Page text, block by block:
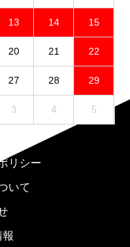
13 14 15
20 21 22
27 28 29
3 4 5
リシー
いて